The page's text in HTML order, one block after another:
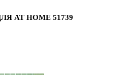
HOME 51739